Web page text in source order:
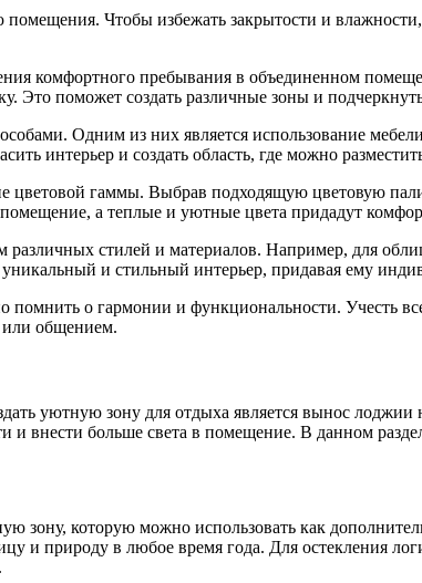
Чтобы избежать закрытости и
комфортного пребывания в объединенном
Это поможет создать различные зоны и
Одним из них является использование
интерьер и создать область, где можно
цветовой гаммы. Выбрав подходящую цветовую
а теплые и уютные цвета придадут
стилей и материалов. Например, для
и стильный интерьер, придавая ему
о гармонии и функциональности. Учесть
или общением.
уютную зону для отдыха является вынос лоджии
внести больше света в помещение. В данном
зону, которую можно использовать как
и природу в любое время года. Для остекления